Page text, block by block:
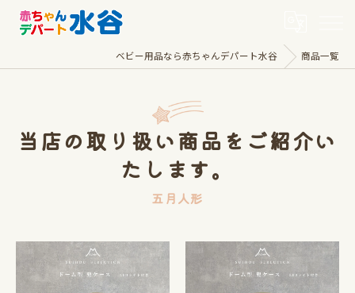
ベビー用品なら赤ちゃんデパート水谷 商品一覧
当店の取り扱い商品をご紹介い
たします。
五月人形